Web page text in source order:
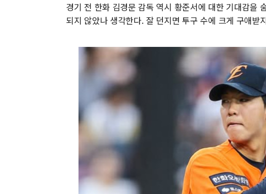
경기 전 한화 김경문 감독 역시 황준서에 대한 기대감을
되지 않았나 생각한다. 잘 던지면 투구 수에 크게 구애